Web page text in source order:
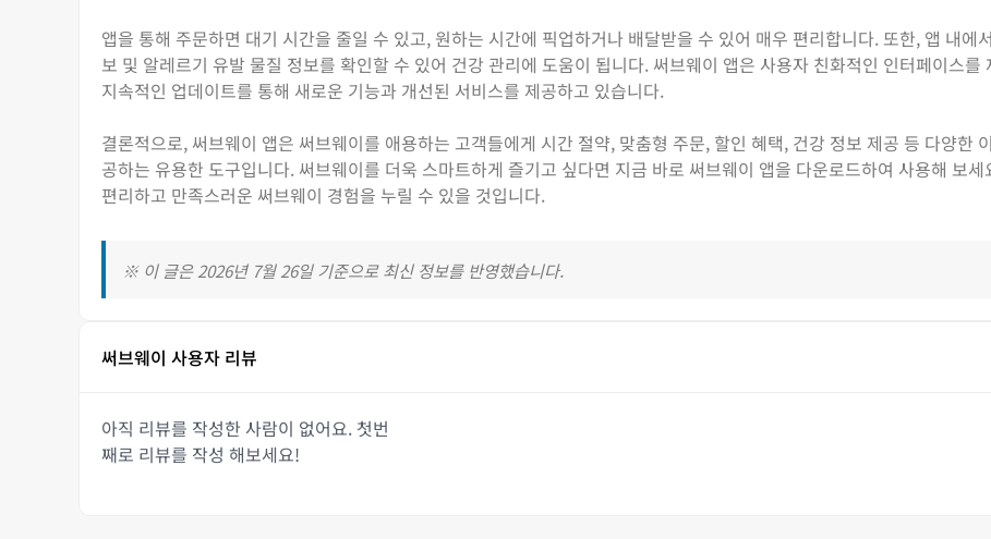
앱을 통해 주문하면 대기 시간을 줄일 수 있고, 원하는 시간에 픽업하거나 배달받을 수 있어 매우 편리합니다. 또한, 앱 내에
보 및 알레르기 유발 물질 정보를 확인할 수 있어 건강 관리에 도움이 됩니다. 써브웨이 앱은 사용자 친화적인 인터페이스를
지속적인 업데이트를 통해 새로운 기능과 개선된 서비스를 제공하고 있습니다.
결론적으로, 써브웨이 앱은 써브웨이를 애용하는 고객들에게 시간 절약, 맞춤형 주문, 할인 혜택, 건강 정보 제공 등 다양한
공하는 유용한 도구입니다. 써브웨이를 더욱 스마트하게 즐기고 싶다면 지금 바로 써브웨이 앱을 다운로드하여 사용해 보세
편리하고 만족스러운 써브웨이 경험을 누릴 수 있을 것입니다.
※ 이 글은 2026년 7월 26일 기준으로 최신 정보를 반영했습니다.
써브웨이 사용자 리뷰
아직 리뷰를 작성한 사람이 없어요. 첫번
째로 리뷰를 작성 해보세요!